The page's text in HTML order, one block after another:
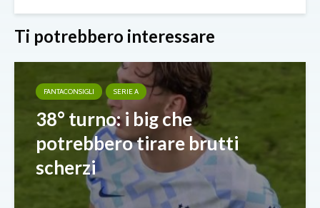
Ti potrebbero interessare
FANTACONSIGLI SERIE A
38° turno: i big che
potrebbero tirare brutti
scherzi